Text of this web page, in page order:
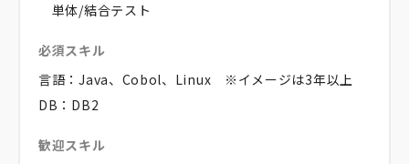
単体/結合テスト
必須スキル
言語：Java、Cobol、Linux ※イメージは3年以上
DB：DB2
歓迎スキル